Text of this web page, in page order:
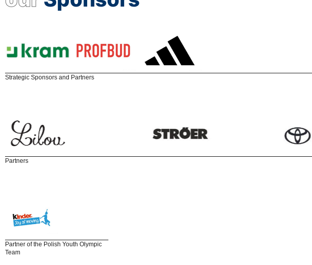
Strategic Sponsors and Partners
Partners
Partner of the Polish Youth Olympic
Team